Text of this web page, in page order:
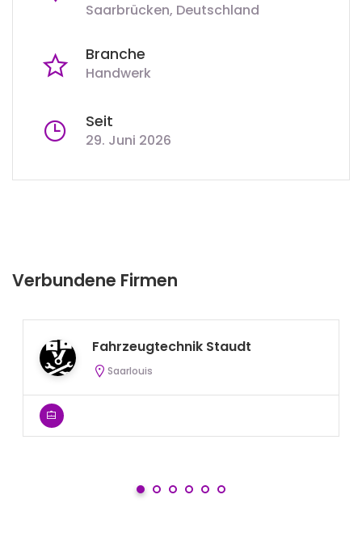
Saarbrücken, Deutschland
Branche
Handwerk
Seit
29. Juni 2026
Verbundene Firmen
Fahrzeugtechnik Staudt
Saarlouis